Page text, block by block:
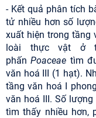
- Kết quả phân tích
tử nhiều hơn số
xuất hiện trong tầng
loài thực vật ở
phấnPoaceae tìm
văn hoá III (1 hạt).
tầng văn hoá I
văn hoá III. Số
tìm thấy nhiều hơn,